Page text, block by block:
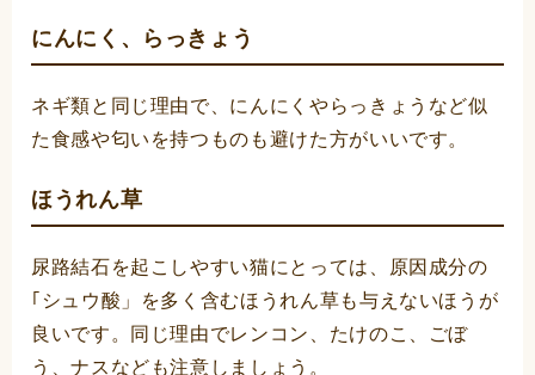
にんにく、らっきょう
ネギ類と同じ理由で、にんにくやらっきょうなど似
た食感や匂いを持つものも避けた方がいいです。
ほうれん草
尿路結石を起こしやすい猫にとっては、原因成分の
｢シュウ酸」を多く含むほうれん草も与えないほうが
良いです。同じ理由でレンコン、たけのこ、ごぼ
う、ナスなども注意しましょう。